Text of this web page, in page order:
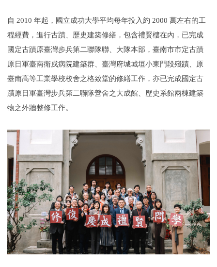
自 2010 年起，國立成功大學平均每年投入約 2000 萬左右的工
程經費，進行古蹟、歷史建築修繕，包含禮賢樓在內，已完成
國定古蹟原臺灣步兵第二聯隊聯、大隊本部，臺南市市定古蹟
原日軍臺南衛戍病院建築群、臺灣府城城垣小東門段殘蹟、原
臺南高等工業學校校舍之格致堂的修繕工作，亦已完成國定古
蹟原日軍臺灣步兵第二聯隊營舍之大成館、歷史系館兩棟建築
物之外牆整修工作。